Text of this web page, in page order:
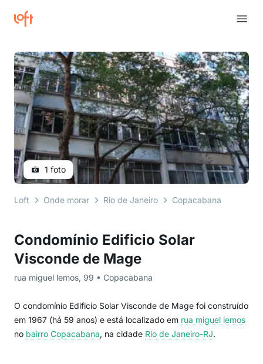
Condomínio Edificio Solar
Visconde de Mage
rua miguel lemos, 99 • Copacabana
O condomínio Edificio Solar Visconde de Mage foi construído
em 1967 (há 59 anos) e está localizado em rua miguel lemos
no bairro Copacabana, na cidade Rio de Janeiro-RJ.
1 foto
Loft Onde morar Rio de Janeiro Copacabana